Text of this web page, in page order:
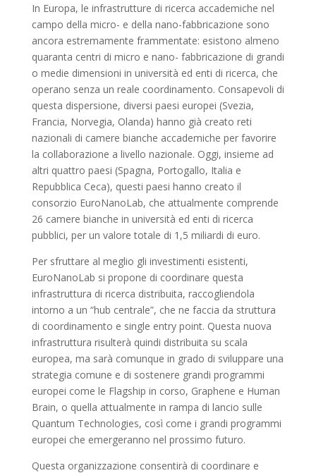
In Europa, le infrastrutture di ricerca accademiche nel
campo della micro- e della nano-fabbricazione sono
ancora estremamente frammentate: esistono almeno
quaranta centri di micro e nano- fabbricazione di grandi
o medie dimensioni in università ed enti di ricerca, che
operano senza un reale coordinamento. Consapevoli di
questa dispersione, diversi paesi europei (Svezia,
Francia, Norvegia, Olanda) hanno già creato reti
nazionali di camere bianche accademiche per favorire
la collaborazione a livello nazionale. Oggi, insieme ad
altri quattro paesi (Spagna, Portogallo, Italia e
Repubblica Ceca), questi paesi hanno creato il
consorzio EuroNanoLab, che attualmente comprende
26 camere bianche in università ed enti di ricerca
pubblici, per un valore totale di 1,5 miliardi di euro.
Per sfruttare al meglio gli investimenti esistenti,
EuroNanoLab si propone di coordinare questa
infrastruttura di ricerca distribuita, raccogliendola
intorno a un “hub centrale”, che ne faccia da struttura
di coordinamento e single entry point. Questa nuova
infrastruttura risulterà quindi distribuita su scala
europea, ma sarà comunque in grado di sviluppare una
strategia comune e di sostenere grandi programmi
europei come le Flagship in corso, Graphene e Human
Brain, o quella attualmente in rampa di lancio sulle
Quantum Technologies, così come i grandi programmi
europei che emergeranno nel prossimo futuro.
Questa organizzazione consentirà di coordinare e